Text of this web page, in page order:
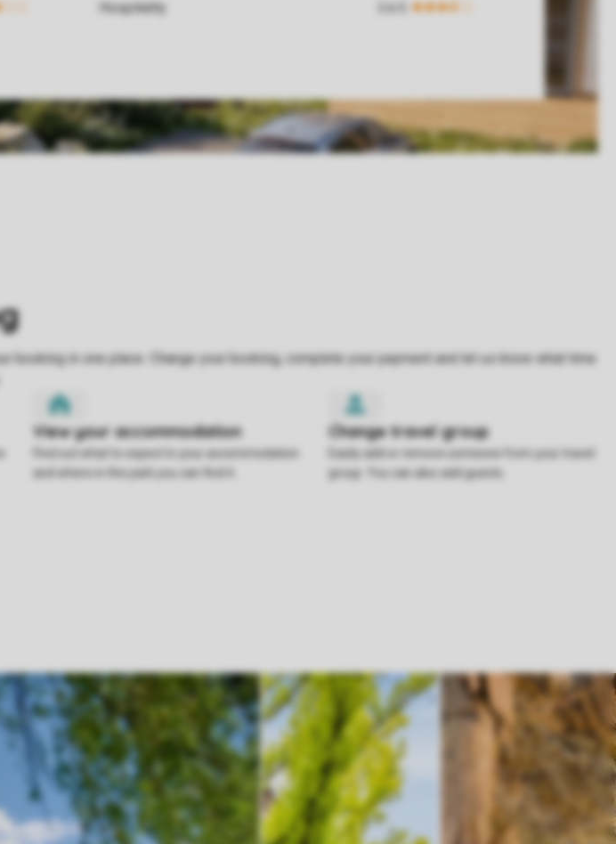
Hospitality
Find out what to expect in your accommodation
and where in the park you can find it.
Easily add or remove someone from your travel
group. You can also add guests.